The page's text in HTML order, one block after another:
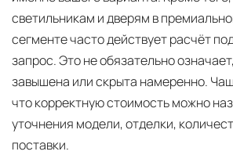
светильникам и дверям в
сегменте часто действует расчёт
запрос. Это не обязательно
завышена или скрыта намеренно.
что корректную стоимость можно
уточнения модели, отделки,
поставки.